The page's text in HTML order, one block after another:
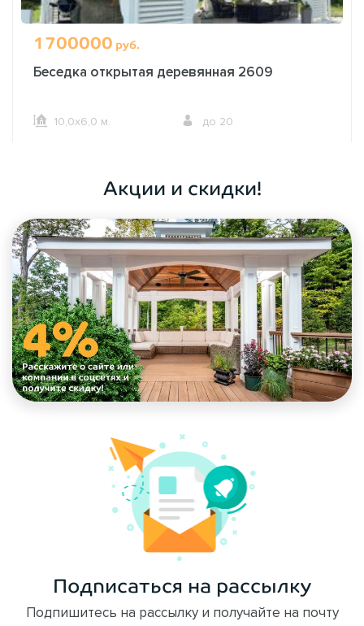
1700000 руб.
Беседка открытая деревянная 2609
10,0х6,0 м. до 20
Акции и скидки!
Подписаться на рассылку
Подпишитесь на рассылку и получайте на почту